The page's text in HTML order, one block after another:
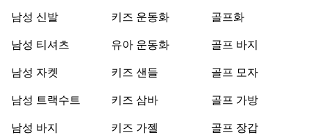
남성 신발
남성 티셔츠
남성 자켓
남성 트랙수트
남성 바지
키즈 운동화
유아 운동화
키즈 샌들
키즈 삼바
키즈 가젤
골프화
골프 바지
골프 모자
골프 가방
골프 장갑